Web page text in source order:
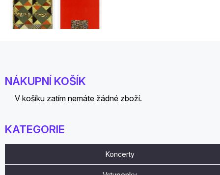
NÁKUPNÍ KOŠÍK
V košíku zatím nemáte žádné zboží.
KATEGORIE
Koncerty